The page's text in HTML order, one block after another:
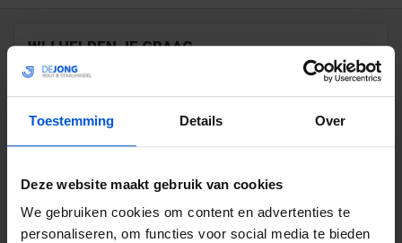
Toestemming Details Over
Deze website maakt gebruik van cookies
We gebruiken cookies om content en advertenties te
personaliseren, om functies voor social media te bieden
WIJ HELPEN JE GRAAG
0317 358 228
info@dejonghandelsonderneming.nl
3194 klanten geven ons een 9.1 op